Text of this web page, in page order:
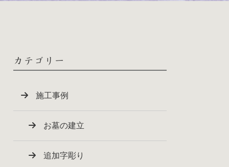
カテゴリー
施工事例
お墓の建立
追加字彫り